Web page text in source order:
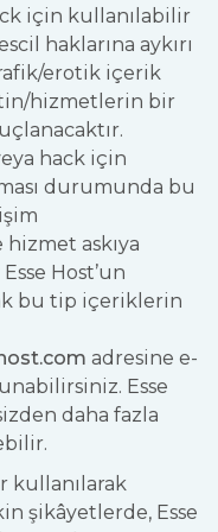
için kullanılabilir
haklarına aykırı
erotik içerik
hizmetlerin bir
hack için
durumunda bu
askıya
Host’un
bu tip içeriklerin
adresine e-
Esse
daha fazla
kullanılarak
şikâyetlerde, Esse